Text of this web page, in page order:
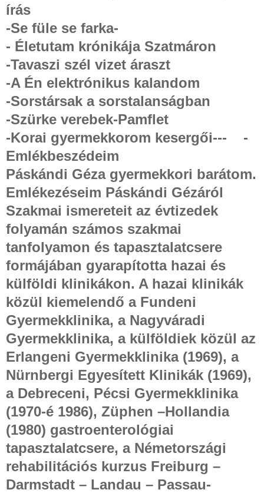
írás
-Se füle se farka-
- Életutam krónikája Szatmáron
-Tavaszi szél vizet áraszt
-A Én elektrónikus kalandom
-Sorstársak a sorstalanságban
-Szürke verebek-Pamflet
-Korai gyermekkorom kesergői---
-
Emlékbeszédeim
Páskándi Géza gyermekkori barátom.
Emlékezéseim Páskándi Gézáról
Szakmai ismereteit az évtizedek
folyamán számos szakmai
tanfolyamon és tapasztalatcsere
formájában gyarapította hazai és
külföldi klinikákon. A hazai klinikák
közül kiemelendő a Fundeni
Gyermekklinika, a Nagyváradi
Gyermekklinika, a külföldiek közül az
Erlangeni Gyermekklinika (1969), a
Nürnbergi Egyesített Klinikák (1969),
a Debreceni, Pécsi Gyermekklinika
(1970-é 1986), Züphen –Hollandia
(1980) gastroenterológiai
tapasztalatcsere, a Németországi
rehabilitációs kurzus Freiburg –
Darmstadt – Landau – Passau-